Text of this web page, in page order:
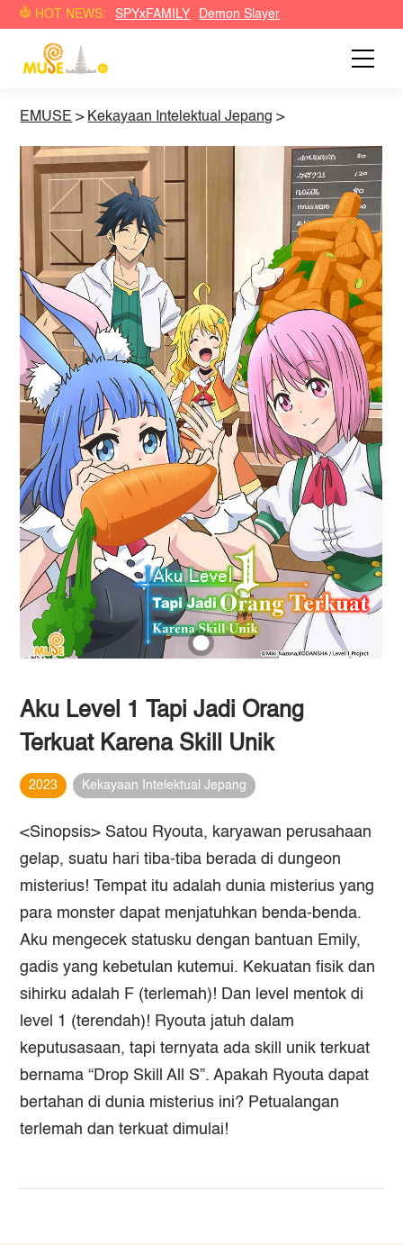
HOT NEWS: SPYxFAMILY Demon Slayer
EMUSE > Kekayaan Intelektual Jepang >
Aku Level 1 Tapi Jadi Orang
Terkuat Karena Skill Unik
2023 Kekayaan Intelektual Jepang
<Sinopsis> Satou Ryouta, karyawan perusahaan
gelap, suatu hari tiba-tiba berada di dungeon
misterius! Tempat itu adalah dunia misterius yang
para monster dapat menjatuhkan benda-benda.
Aku mengecek statusku dengan bantuan Emily,
gadis yang kebetulan kutemui. Kekuatan fisik dan
sihirku adalah F (terlemah)! Dan level mentok di
level 1 (terendah)! Ryouta jatuh dalam
keputusasaan, tapi ternyata ada skill unik terkuat
bernama “Drop Skill All S”. Apakah Ryouta dapat
bertahan di dunia misterius ini? Petualangan
terlemah dan terkuat dimulai!